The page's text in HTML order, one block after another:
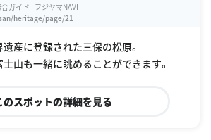
ガイド - フジヤマNAVI
heritage/page/21
産に登録された三保の松原。
山も一緒に眺めることができます。
のスポットの詳細を見る